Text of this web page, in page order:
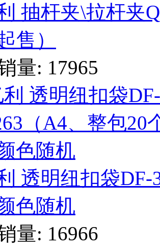
抽杆夹\拉杆夹
售）
量: 17965
透明纽扣袋DF-
色随机
量: 16966